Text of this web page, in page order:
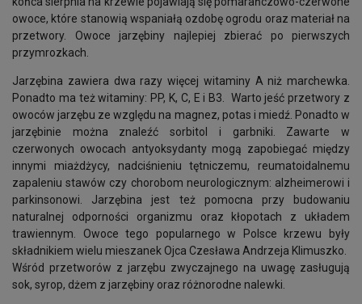
owoce, które stanowią wspaniałą ozdobę ogrodu oraz materiał na
przetwory. Owoce jarzębiny najlepiej zbierać po pierwszych
przymrozkach.
Jarzębina zawiera dwa razy więcej witaminy A niż marchewka.
Ponadto ma też witaminy: PP, K, C, E i B3. Warto jeść przetwory z
owoców jarzębu ze względu na magnez, potas i miedź. Ponadto w
jarzębinie można znaleźć sorbitol i garbniki. Zawarte w
czerwonych owocach antyoksydanty mogą zapobiegać między
innymi miażdżycy, nadciśnieniu tętniczemu, reumatoidalnemu
zapaleniu stawów czy chorobom neurologicznym: alzheimerowi i
parkinsonowi. Jarzębina jest też pomocna przy budowaniu
naturalnej odporności organizmu oraz kłopotach z układem
trawiennym. Owoce tego popularnego w Polsce krzewu były
składnikiem wielu mieszanek Ojca Czesława Andrzeja Klimuszko.
Wśród przetworów z jarzębu zwyczajnego na uwagę zasługują
sok, syrop, dżem z jarzębiny oraz różnorodne nalewki.